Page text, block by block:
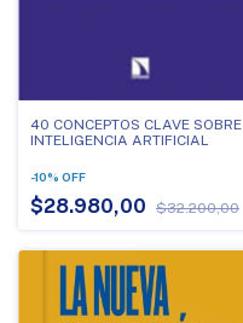
40 CONCEPTOS CLAVE SOBRE
INTELIGENCIA ARTIFICIAL
-10% OFF
$28.980,00 $32.200,00